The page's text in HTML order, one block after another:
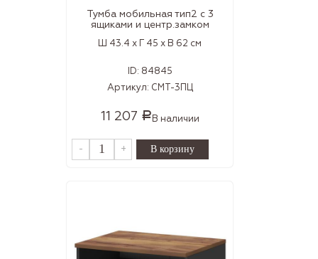
Тумба мобильная тип2 с 3
ящиками и центр.замком
Ш 43.4 x Г 45 x В 62 см
ID: 84845
Артикул: СМТ-3ПЦ
11 207 РВ наличии
- +